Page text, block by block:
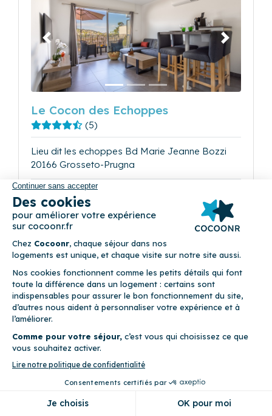
Précédent Suivant
Le Cocon des Echoppes
(5)
Lieu dit les echoppes Bd Marie Jeanne Bozzi
20166 Grosseto-Prugna
2
Balcon • Climatisation • Internet fibre optique • Parking privé •
Précédent